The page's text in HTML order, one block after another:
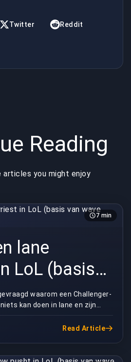
control)
Twitter Reddit
Reading
articles you might enjoy
7 min
lane
LoL (basis
control)
waarom een Challenger-
kan doen in lane en zijn
spel uit wurgt, is het...
Read Article